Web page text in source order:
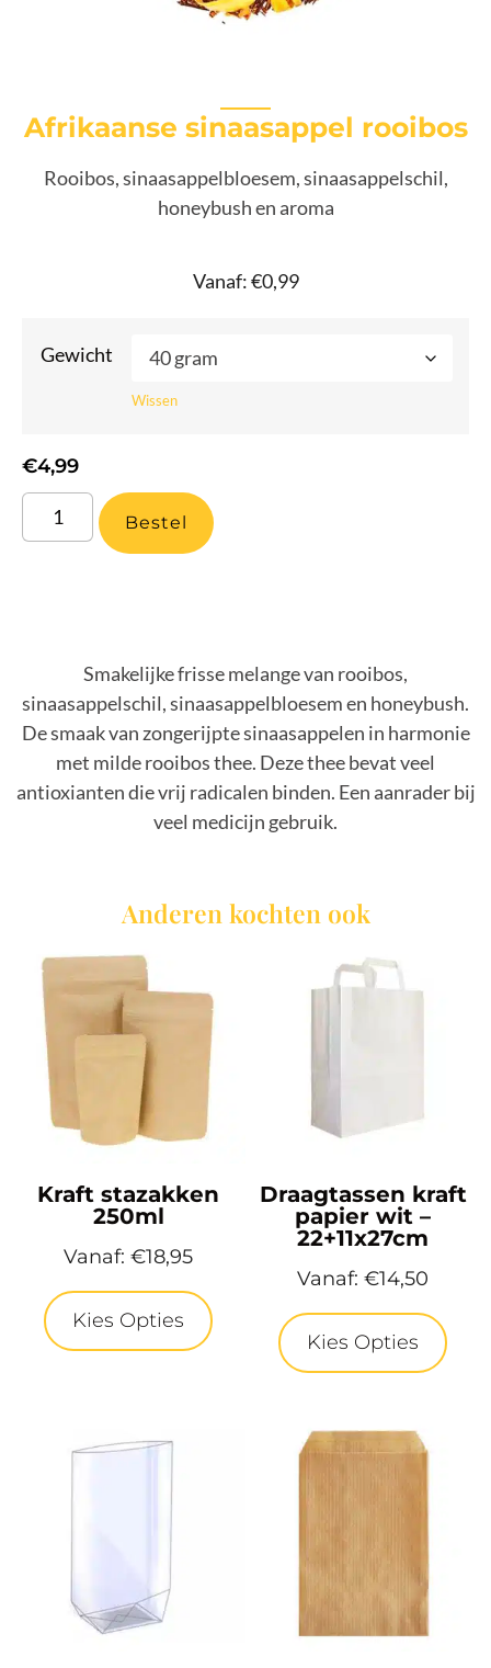
Afrikaanse sinaasappel rooibos
Rooibos, sinaasappelbloesem, sinaasappelschil,
honeybush en aroma
Vanaf:€0,99
Gewicht
Wissen
€4,99
Bestel
Smakelijke frisse melange van rooibos,
sinaasappelschil, sinaasappelbloesem en honeybush.
De smaak van zongerijpte sinaasappelen in harmonie
met milde rooibos thee. Deze thee bevat veel
antioxianten die vrij radicalen binden. Een aanrader bij
veel medicijn gebruik.
Anderen kochten ook
Kraft stazakken
250ml
Vanaf: €18,95
Kies Opties
Draagtassen kraft
papier wit –
22+11x27cm
Vanaf: €14,50
Kies Opties